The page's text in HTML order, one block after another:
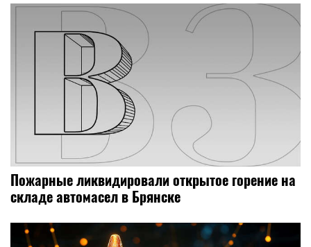
Пожарные ликвидировали открытое горение на
складе автомасел в Брянске